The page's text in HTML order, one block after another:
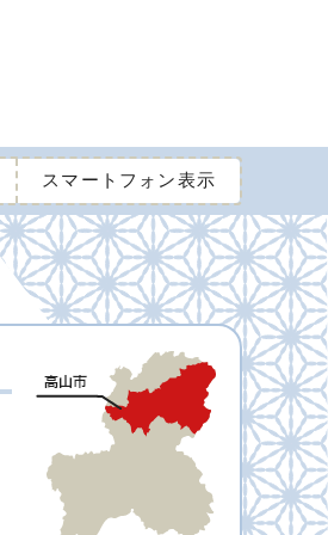
スマートフォン表示